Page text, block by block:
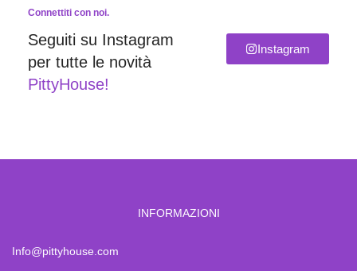
Connettiti con noi.
Seguiti su Instagram
per tutte le novità
PittyHouse!
Instagram
INFORMAZIONI
Info@pittyhouse.com